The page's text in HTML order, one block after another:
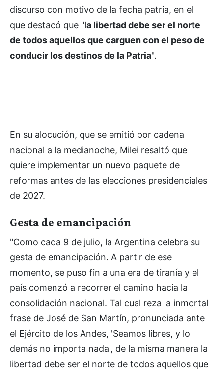
discurso con motivo de la fecha patria, en el
que destacó que "la libertad debe ser el norte
de todos aquellos que carguen con el peso de
conducir los destinos de la Patria".
En su alocución, que se emitió por cadena
nacional a la medianoche, Milei resaltó que
quiere implementar un nuevo paquete de
reformas antes de las elecciones presidenciales
de 2027.
Gesta de emancipación
"Como cada 9 de julio, la Argentina celebra su
gesta de emancipación. A partir de ese
momento, se puso fin a una era de tiranía y el
país comenzó a recorrer el camino hacia la
consolidación nacional. Tal cual reza la inmortal
frase de José de San Martín, pronunciada ante
el Ejército de los Andes, 'Seamos libres, y lo
demás no importa nada', de la misma manera la
libertad debe ser el norte de todos aquellos que